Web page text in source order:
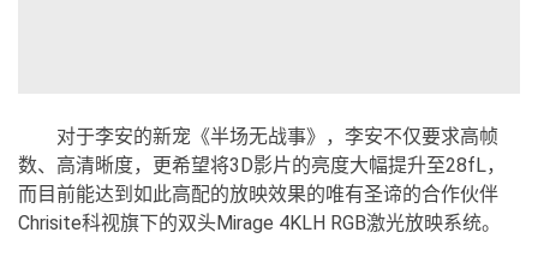
对于李安的新宠《半场无战事》，李安不仅要求高帧
数、高清晰度，更希望将3D影片的亮度大幅提升至28fL，
而目前能达到如此高配的放映效果的唯有圣谛的合作伙伴
Chrisite科视旗下的双头Mirage 4KLH RGB激光放映系统。